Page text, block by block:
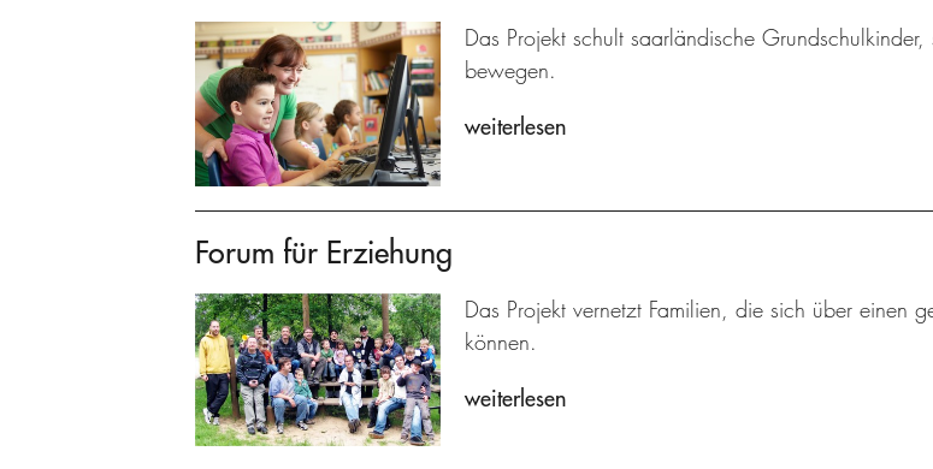
Das Projekt schult saarländische
bewegen.
weiterlesen
Forum für Erziehung
Das Projekt vernetzt Familien, die sich über einen
können.
weiterlesen